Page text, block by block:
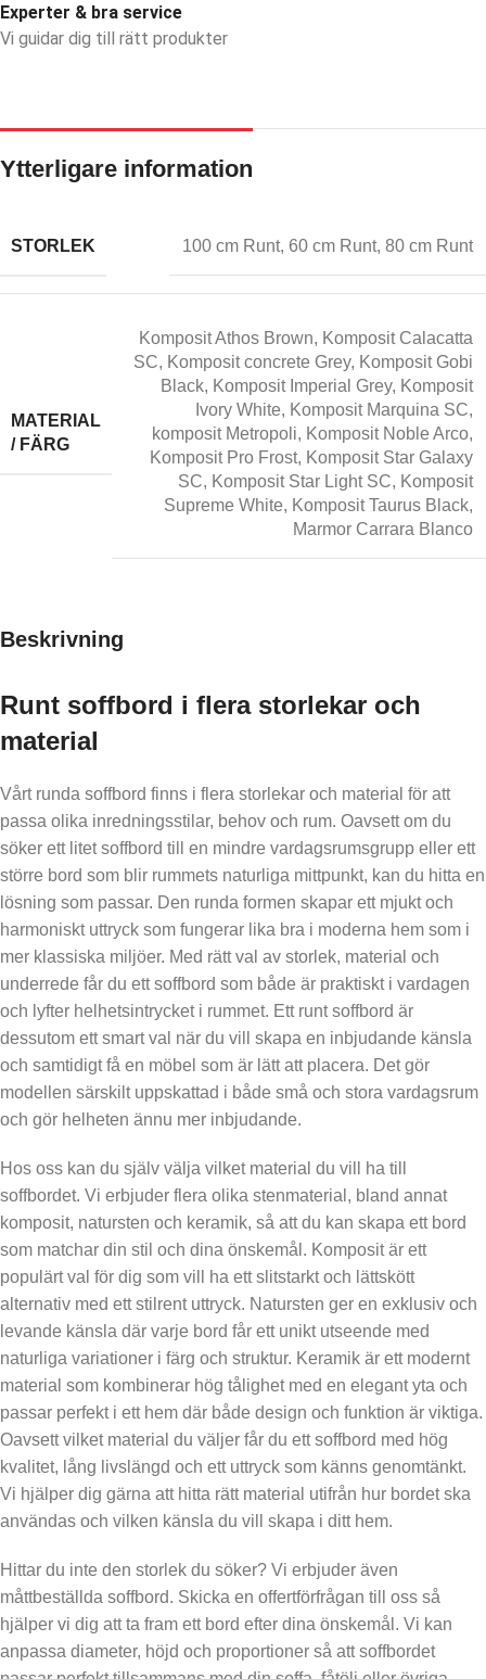
Experter & bra service
Vi guidar dig till rätt produkter
Ytterligare information
STORLEK 100 cm Runt, 60 cm Runt, 80 cm Runt
MATERIAL
/ FÄRG
Komposit Athos Brown, Komposit Calacatta
SC, Komposit concrete Grey, Komposit Gobi
Black, Komposit Imperial Grey, Komposit
Ivory White, Komposit Marquina SC,
komposit Metropoli, Komposit Noble Arco,
Komposit Pro Frost, Komposit Star Galaxy
SC, Komposit Star Light SC, Komposit
Supreme White, Komposit Taurus Black,
Marmor Carrara Blanco
Beskrivning
Runt soffbord i flera storlekar och
material
Vårt runda soffbord finns i flera storlekar och material för att
passa olika inredningsstilar, behov och rum. Oavsett om du
söker ett litet soffbord till en mindre vardagsrumsgrupp eller ett
större bord som blir rummets naturliga mittpunkt, kan du hitta en
lösning som passar. Den runda formen skapar ett mjukt och
harmoniskt uttryck som fungerar lika bra i moderna hem som i
mer klassiska miljöer. Med rätt val av storlek, material och
underrede får du ett soffbord som både är praktiskt i vardagen
och lyfter helhetsintrycket i rummet. Ett runt soffbord är
dessutom ett smart val när du vill skapa en inbjudande känsla
och samtidigt få en möbel som är lätt att placera. Det gör
modellen särskilt uppskattad i både små och stora vardagsrum
och gör helheten ännu mer inbjudande.
Hos oss kan du själv välja vilket material du vill ha till
soffbordet. Vi erbjuder flera olika stenmaterial, bland annat
komposit, natursten och keramik, så att du kan skapa ett bord
som matchar din stil och dina önskemål. Komposit är ett
populärt val för dig som vill ha ett slitstarkt och lättskött
alternativ med ett stilrent uttryck. Natursten ger en exklusiv och
levande känsla där varje bord får ett unikt utseende med
naturliga variationer i färg och struktur. Keramik är ett modernt
material som kombinerar hög tålighet med en elegant yta och
passar perfekt i ett hem där både design och funktion är viktiga.
Oavsett vilket material du väljer får du ett soffbord med hög
kvalitet, lång livslängd och ett uttryck som känns genomtänkt.
Vi hjälper dig gärna att hitta rätt material utifrån hur bordet ska
användas och vilken känsla du vill skapa i ditt hem.
Hittar du inte den storlek du söker? Vi erbjuder även
måttbeställda soffbord. Skicka en offertförfrågan till oss så
hjälper vi dig att ta fram ett bord efter dina önskemål. Vi kan
anpassa diameter, höjd och proportioner så att soffbordet